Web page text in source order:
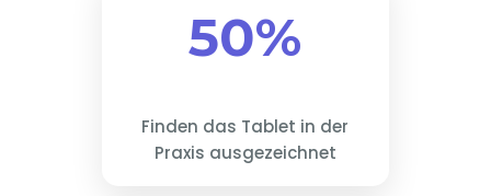
50%
Finden das Tablet in der
Praxis ausgezeichnet